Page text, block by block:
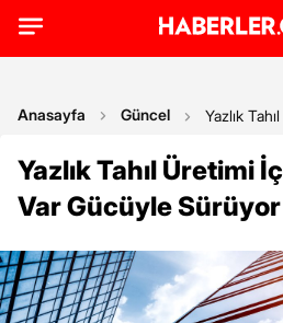
Anasayfa Güncel Yazlık
Yazlık Tahıl Üretimi
Var Gücüyle Sürüyor